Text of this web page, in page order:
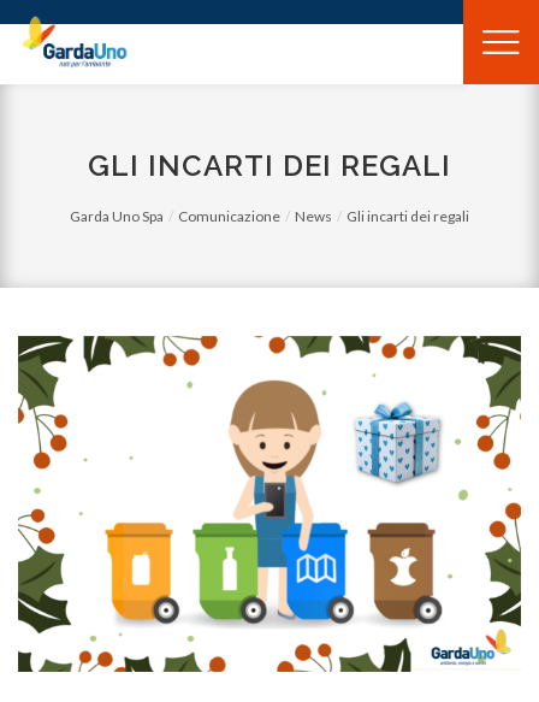
Gardauno
Spa
GLI INCARTI DEI REGALI
Garda Uno Spa Comunicazione News Gli incarti dei regali